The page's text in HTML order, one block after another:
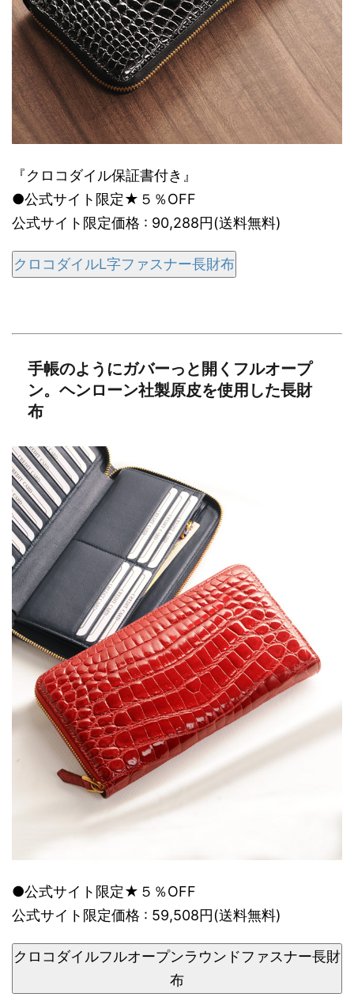
『クロコダイル保証書付き』
●公式サイト限定★５％OFF
公式サイト限定価格 : 90,288円(送料無料)
クロコダイルL字ファスナー長財布
手帳のようにガバーっと開くフルオープ
ン。ヘンローン社製原皮を使用した長財
布
●公式サイト限定★５％OFF
公式サイト限定価格 : 59,508円(送料無料)
クロコダイルフルオープンラウンドファスナー長財
布